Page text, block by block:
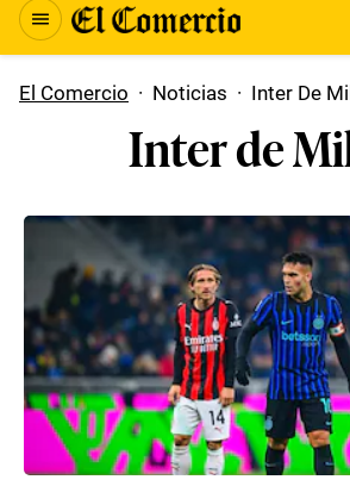
El Comercio · Noticias · Inter De
Inter de